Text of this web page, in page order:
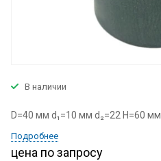
В наличии
D=40 мм d₁=10 мм d₂=22 H=60 мм
Подробнее
цена по запросу